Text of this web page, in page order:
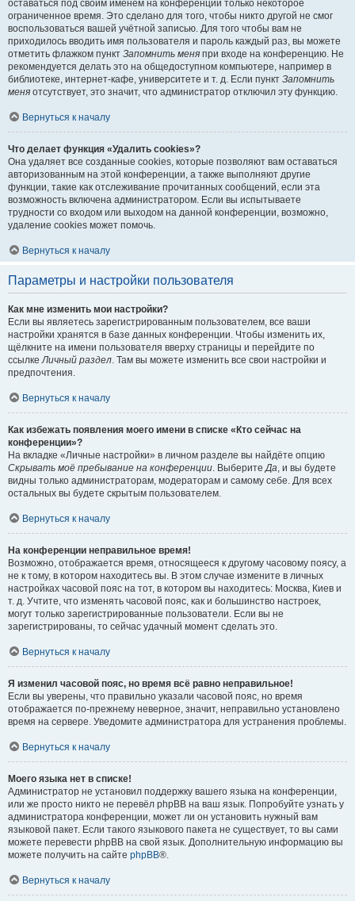
оставаться под своим именем на конференции только некоторое
ограниченное время. Это сделано для того, чтобы никто другой не смог
воспользоваться вашей учётной записью. Для того чтобы вам не
приходилось вводить имя пользователя и пароль каждый раз, вы можете
отметить флажком пункт Запомнить меня при входе на конференцию. Не
рекомендуется делать это на общедоступном компьютере, например в
библиотеке, интернет-кафе, университете и т. д. Если пункт Запомнить
меня отсутствует, это значит, что администратор отключил эту функцию.
Вернуться к началу
Что делает функция «Удалить cookies»?
Она удаляет все созданные cookies, которые позволяют вам оставаться
авторизованным на этой конференции, а также выполняют другие
функции, такие как отслеживание прочитанных сообщений, если эта
возможность включена администратором. Если вы испытываете
трудности со входом или выходом на данной конференции, возможно,
удаление cookies может помочь.
Вернуться к началу
Параметры и настройки пользователя
Как мне изменить мои настройки?
Если вы являетесь зарегистрированным пользователем, все ваши
настройки хранятся в базе данных конференции. Чтобы изменить их,
щёлкните на имени пользователя вверху страницы и перейдите по
ссылкеЛичный раздел. Там вы можете изменить все свои настройки и
предпочтения.
Вернуться к началу
Как избежать появления моего имени в списке «Кто сейчас на
конференции»?
На вкладке «Личные настройки» в личном разделе вы найдёте опцию
Скрывать моё пребывание на конференции. ВыберитеДа, и вы будете
видны только администраторам, модераторам и самому себе. Для всех
остальных вы будете скрытым пользователем.
Вернуться к началу
На конференции неправильное время!
Возможно, отображается время, относящееся к другому часовому поясу, а
не к тому, в котором находитесь вы. В этом случае измените в личных
настройках часовой пояс на тот, в котором вы находитесь: Москва, Киев и
т. д. Учтите, что изменять часовой пояс, как и большинство настроек,
могут только зарегистрированные пользователи. Если вы не
зарегистрированы, то сейчас удачный момент сделать это.
Вернуться к началу
Я изменил часовой пояс, но время всё равно неправильное!
Если вы уверены, что правильно указали часовой пояс, но время
отображается по-прежнему неверное, значит, неправильно установлено
время на сервере. Уведомите администратора для устранения проблемы.
Вернуться к началу
Моего языка нет в списке!
Администратор не установил поддержку вашего языка на конференции,
или же просто никто не перевёл phpBB на ваш язык. Попробуйте узнать у
администратора конференции, может ли он установить нужный вам
языковой пакет. Если такого языкового пакета не существует, то вы сами
можете перевести phpBB на свой язык. Дополнительную информацию вы
можете получить на сайте phpBB®.
Вернуться к началу